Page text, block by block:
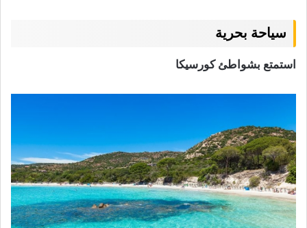
سياحة بحرية
استمتع بشواطئ كورسيكا